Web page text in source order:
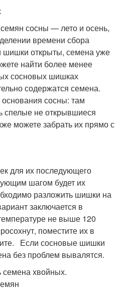
сосны — лето и осень,
времени сбора
шишки открыты, семена уже
найти более менее
сосновых шишках
содержатся семена.
сосны: там
спелые не открывшиеся
можете забрать их прямо с
для их последующего
шагом будет их
разложить шишки на
заключается в
не выше 120
поместите их в
Если сосновые шишки
без проблем вывалятся.